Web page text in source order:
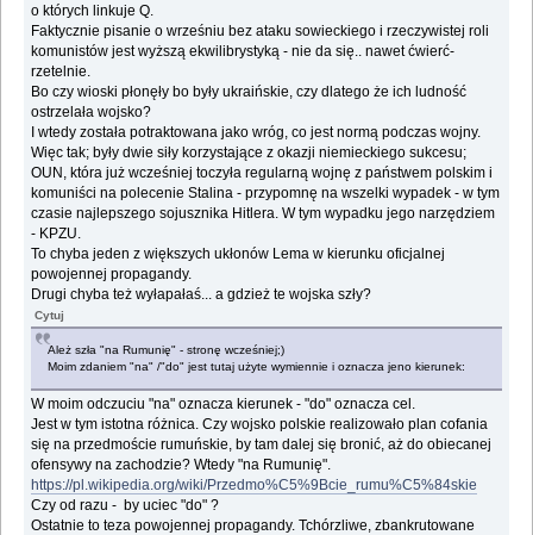
o których linkuje Q.
Faktycznie pisanie o wrześniu bez ataku sowieckiego i rzeczywistej roli
komunistów jest wyższą ekwilibrystyką - nie da się.. nawet ćwierć-
rzetelnie.
Bo czy wioski płonęły bo były ukraińskie, czy dlatego że ich ludność
ostrzelała wojsko?
I wtedy została potraktowana jako wróg, co jest normą podczas wojny.
Więc tak; były dwie siły korzystające z okazji niemieckiego sukcesu;
OUN, która już wcześniej toczyła regularną wojnę z państwem polskim i
komuniści na polecenie Stalina - przypomnę na wszelki wypadek - w tym
czasie najlepszego sojusznika Hitlera. W tym wypadku jego narzędziem
- KPZU.
To chyba jeden z większych ukłonów Lema w kierunku oficjalnej
powojennej propagandy.
Drugi chyba też wyłapałaś... a gdzież te wojska szły?
Cytuj
Ależ szła "na Rumunię" - stronę wcześniej;)
Moim zdaniem "na" /"do" jest tutaj użyte wymiennie i oznacza jeno kierunek:
W moim odczuciu "na" oznacza kierunek - "do" oznacza cel.
Jest w tym istotna różnica. Czy wojsko polskie realizowało plan cofania
się na przedmoście rumuńskie, by tam dalej się bronić, aż do obiecanej
ofensywy na zachodzie? Wtedy "na Rumunię".
https://pl.wikipedia.org/wiki/Przedmo%C5%9Bcie_rumu%C5%84skie
Czy od razu - by uciec "do" ?
Ostatnie to teza powojennej propagandy. Tchórzliwe, zbankrutowane